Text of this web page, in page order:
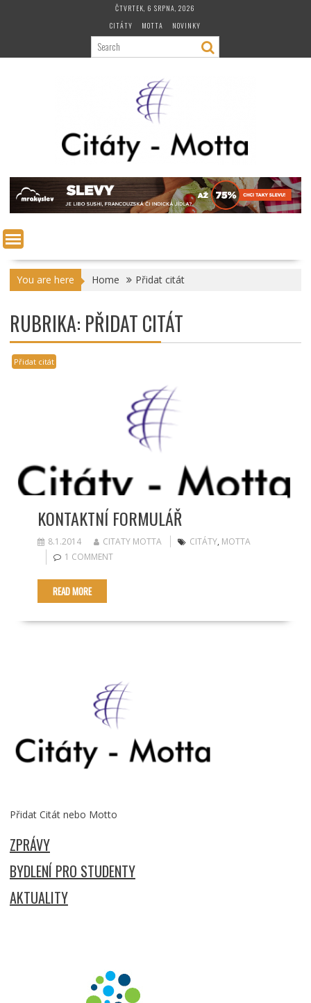
ČTVRTEK, 6 SRPNA, 2026
CITÁTY
MOTTA NOVINKY
You are here Home Přidat citát
RUBRIKA: PŘIDAT CITÁT
Přidat citát
KONTAKTNÍ FORMULÁŘ
8.1.2014 CITATY MOTTA CITÁTY, MOTTA
1 COMMENT
READ MORE
Přidat Citát nebo Motto
ZPRÁVY
BYDLENÍ PRO STUDENTY
AKTUALITY